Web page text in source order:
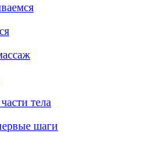
тела
шаги